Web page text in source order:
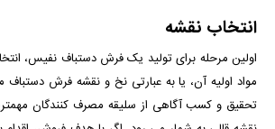
انتخاب نقشه
اولین مرحله برای تولید یک فرش دستباف نفیس،
مواد اولیه آن، یا به عبارتی نخ و نقشه فرش دستباف
تحقیق و کسب آگاهی از سلیقه مصرف کنندگان